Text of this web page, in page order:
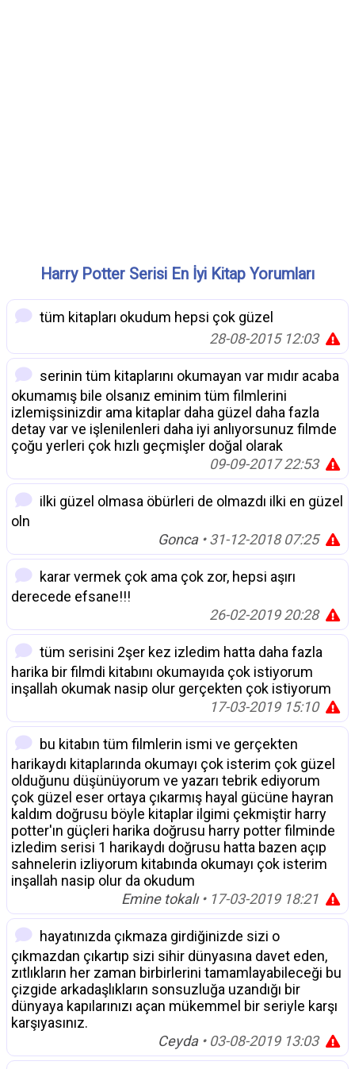
Harry Potter Serisi En İyi Kitap Yorumları
tüm kitapları okudum hepsi çok güzel
28-08-2015 12:03
serinin tüm kitaplarını okumayan var mıdır acaba
okumamış bile olsanız eminim tüm filmlerini
izlemişsinizdir ama kitaplar daha güzel daha fazla
detay var ve işlenilenleri daha iyi anlıyorsunuz filmde
çoğu yerleri çok hızlı geçmişler doğal olarak
09-09-2017 22:53
ilki güzel olmasa öbürleri de olmazdı ilki en güzel
oln
Gonca• 31-12-2018 07:25
karar vermek çok ama çok zor, hepsi aşırı
derecede efsane!!!
26-02-2019 20:28
tüm serisini 2şer kez izledim hatta daha fazla
harika bir filmdi kitabını okumayıda çok istiyorum
inşallah okumak nasip olur gerçekten çok istiyorum
17-03-2019 15:10
bu kitabın tüm filmlerin ismi ve gerçekten
harikaydı kitaplarında okumayı çok isterim çok güzel
olduğunu düşünüyorum ve yazarı tebrik ediyorum
çok güzel eser ortaya çıkarmış hayal gücüne hayran
kaldım doğrusu böyle kitaplar ilgimi çekmiştir harry
potter'ın güçleri harika doğrusu harry potter filminde
izledim serisi 1 harikaydı doğrusu hatta bazen açıp
sahnelerin izliyorum kitabında okumayı çok isterim
inşallah nasip olur da okudum
Emine tokalı• 17-03-2019 18:21
hayatınızda çıkmaza girdiğinizde sizi o
çıkmazdan çıkartıp sizi sihir dünyasına davet eden,
zıtlıkların her zaman birbirlerini tamamlayabileceği bu
çizgide arkadaşlıkların sonsuzluğa uzandığı bir
dünyaya kapılarınızı açan mükemmel bir seriyle karşı
karşıyasınız.
Ceyda• 03-08-2019 13:03